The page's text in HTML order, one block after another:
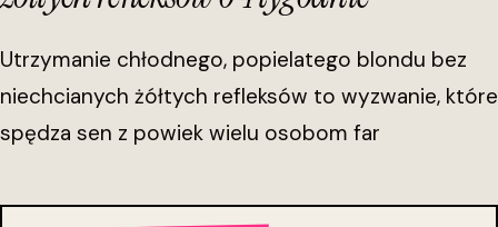
Utrzymanie chłodnego, popielatego blondu bez
niechcianych żółtych refleksów to wyzwanie, które
spędza sen z powiek wielu osobom far